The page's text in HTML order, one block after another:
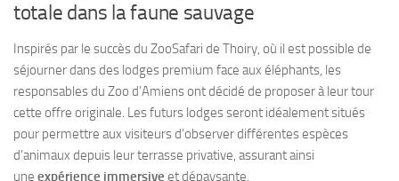
totale dans la faune sauvage
Inspirés par le succès du ZooSafari de Thoiry, où il est possible de
séjourner dans des lodges premium face aux éléphants, les
responsables du Zoo d’Amiens ont décidé de proposer à leur tour
cette offre originale. Les futurs lodges seront idéalement situés
pour permettre aux visiteurs d’observer différentes espèces
d’animaux depuis leur terrasse privative, assurant ainsi
une expérience immersive et dépaysante.